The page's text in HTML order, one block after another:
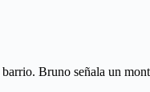
Bruno señala un